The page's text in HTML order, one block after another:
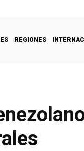
REGIONES